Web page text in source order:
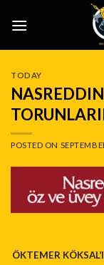
TODAY
POSTED ON
ÖKTEMER